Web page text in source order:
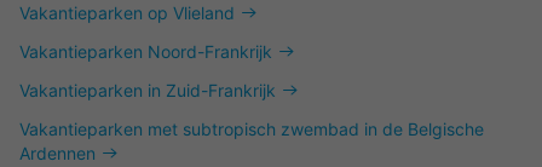
Vakantieparken op Vlieland
Vakantieparken Noord-Frankrijk
Vakantieparken in Zuid-Frankrijk
Vakantieparken met subtropisch zwembad in de Belgische
Ardennen